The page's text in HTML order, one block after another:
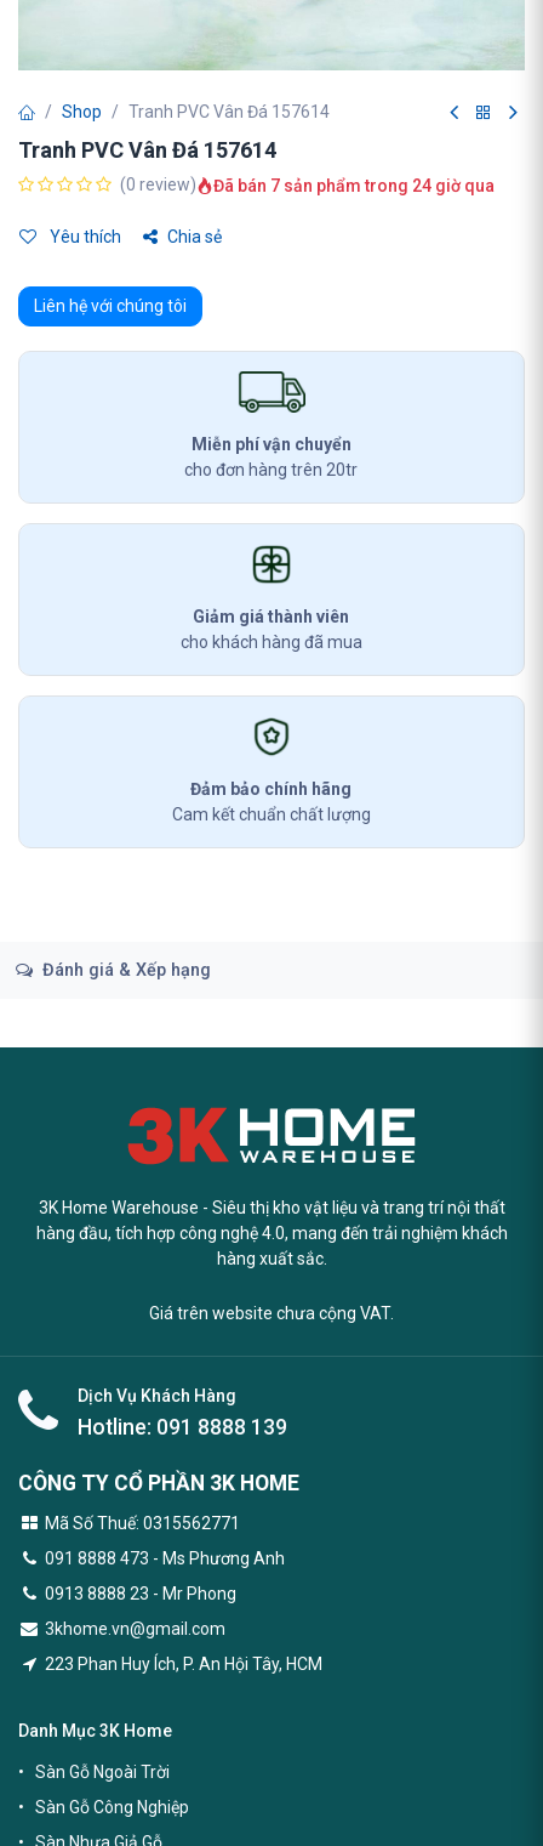
Shop Tranh PVC Vân Đá 157614
Tranh PVC Vân Đá 157614
(0 review) Đã bán 7 sản phẩm trong 24 giờ qua
Yêu thích Chia sẻ
Liên hệ với chúng tôi
Miễn phí vận chuyển
cho đơn hàng trên 20tr
Giảm giá thành viên
cho khách hàng đã mua
Đảm bảo chính hãng
Cam kết chuẩn chất lượng
Đánh giá & Xếp hạng
3K Home Warehouse - Siêu thị kho vật liệu và trang trí nội thất
hàng đầu, tích hợp công nghệ 4.0, mang đến trải nghiệm khách
hàng xuất sắc.
Giá trên website chưa cộng VAT.
Dịch Vụ Khách Hàng
Hotline: 091 8888 139
CÔNG TY CỔ PHẦN 3K HOME
Mã Số Thuế: 0315562771
091 8888 473 - Ms Phương Anh
0913 8888 23 - Mr Phong
3khome.vn@gmail.com
223 Phan Huy Ích, P. An Hội Tây, HCM
Danh Mục 3K Home
Sàn Gỗ Ngoài Trời
Sàn Gỗ Công Nghiệp